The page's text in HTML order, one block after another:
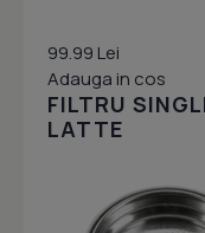
99.99 Lei
Adauga in cos
FILTRU
LATTE